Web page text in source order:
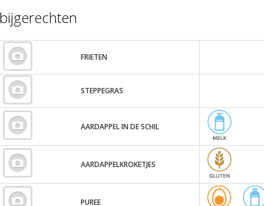
bijgerechten
FRIETEN
STEPPEGRAS
AARDAPPEL IN DE SCHIL
AARDAPPELKROKETJES
PUREE